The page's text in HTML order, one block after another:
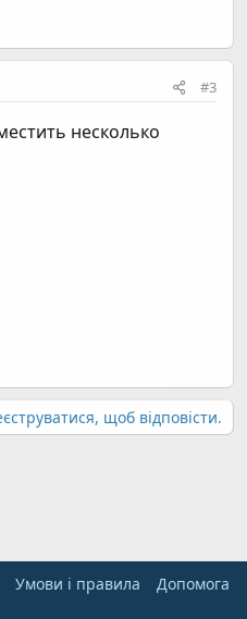
#3
несколько
щоб відповісти.
Умови і правила Дoпoмoга